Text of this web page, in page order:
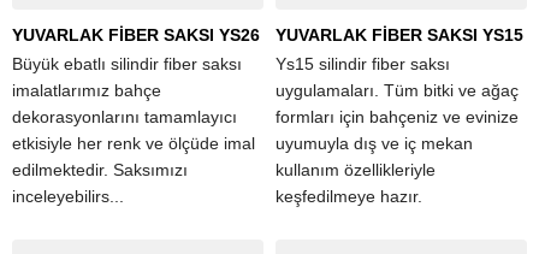
YUVARLAK FİBER SAKSI YS26
Büyük ebatlı silindir fiber saksı
imalatlarımız bahçe
dekorasyonlarını tamamlayıcı
etkisiyle her renk ve ölçüde imal
edilmektedir. Saksımızı
inceleyebilirs...
YUVARLAK FİBER SAKSI YS15
Ys15 silindir fiber saksı
uygulamaları. Tüm bitki ve ağaç
formları için bahçeniz ve evinize
uyumuyla dış ve iç mekan
kullanım özellikleriyle
keşfedilmeye hazır.